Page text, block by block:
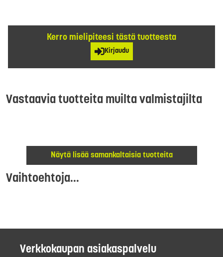
Kerro mielipiteesi tästä tuotteesta
Kirjaudu
Vastaavia tuotteita muilta valmistajilta
Näytä lisää samankaltaisia tuotteita
Vaihtoehtoja...
Verkkokaupan asiakaspalvelu